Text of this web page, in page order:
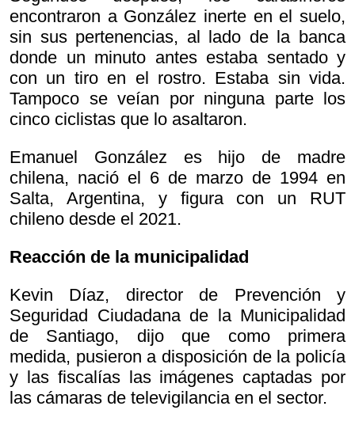
encontraron a González inerte en el suelo,
sin sus pertenencias, al lado de la banca
donde un minuto antes estaba sentado y
con un tiro en el rostro. Estaba sin vida.
Tampoco se veían por ninguna parte los
cinco ciclistas que lo asaltaron.
Emanuel González es hijo de madre
chilena, nació el 6 de marzo de 1994 en
Salta, Argentina, y figura con un RUT
chileno desde el 2021.
Reacción de la municipalidad
Kevin Díaz, director de Prevención y
Seguridad Ciudadana de la Municipalidad
de Santiago, dijo que como primera
medida, pusieron a disposición de la policía
y las fiscalías las imágenes captadas por
las cámaras de televigilancia en el sector.